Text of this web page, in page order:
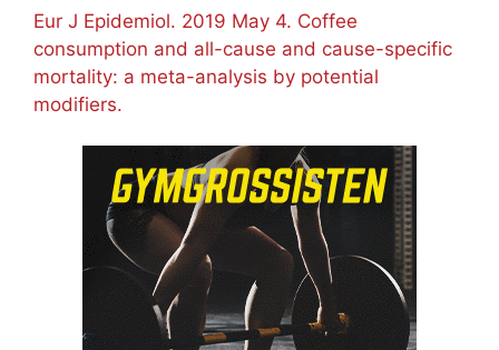
Eur J Epidemiol. 2019 May 4. Coffee
consumption and all-cause and cause-specific
mortality: a meta-analysis by potential
modifiers.